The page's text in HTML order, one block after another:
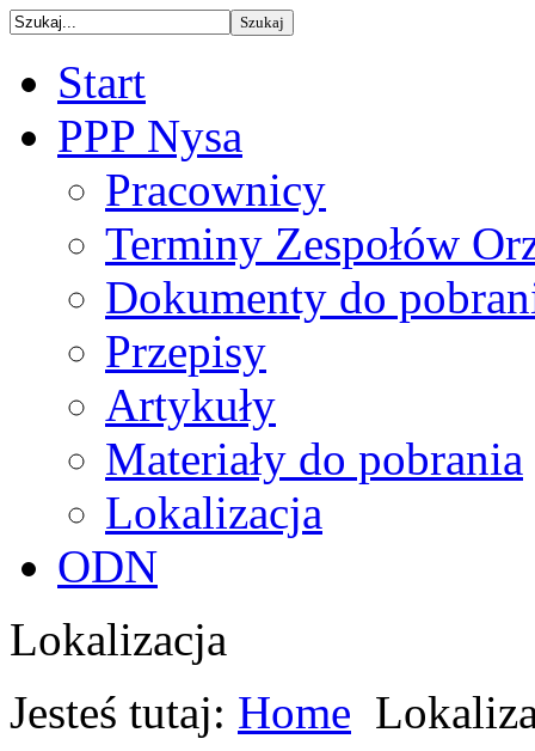
Start
PPP Nysa
Pracownicy
Terminy Zespołów
Dokumenty do
Przepisy
Artykuły
Materiały do pobrania
Lokalizacja
ODN
Lokalizacja
Jesteś tutaj: Home